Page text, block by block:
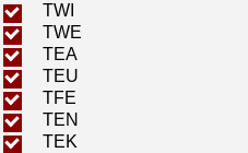
TWI
TWE
TEA
TEU
TFE
TEN
TEK